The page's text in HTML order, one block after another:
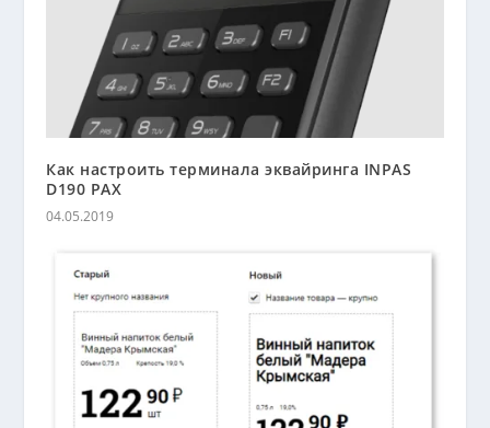
Как настроить терминала эквайринга INPAS
D190 PAX
04.05.2019